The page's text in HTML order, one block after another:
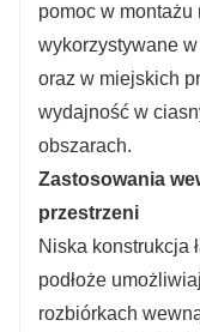
pomoc w montażu
wykorzystywane
oraz w miejskich
wydajność w
obszarach.
Zastosowania
przestrzeni
Niska konstrukcja
podłoże
rozbiórkach